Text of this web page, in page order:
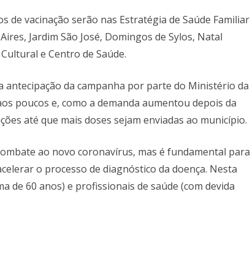
de vacinação serão nas Estratégia de Saúde Familiar
Jardim São José, Domingos de Sylos, Natal
e Centro de Saúde.
antecipação da campanha por parte do Ministério da
poucos e, como a demanda aumentou depois da
até que mais doses sejam enviadas ao município.
ao novo coronavírus, mas é fundamental para
o processo de diagnóstico da doença. Nesta
de 60 anos) e profissionais de saúde (com devida